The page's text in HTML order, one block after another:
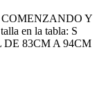
COMENZANDO Y
en la tabla: S
83CM A 94CM